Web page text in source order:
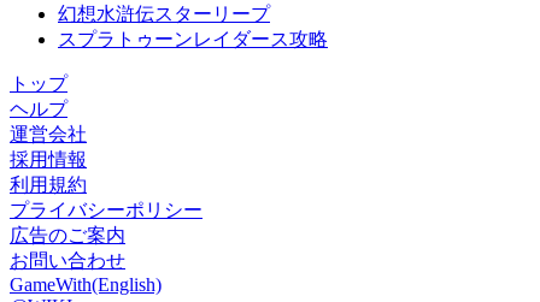
幻想水滸伝スターリープ
スプラトゥーンレイダース攻略
トップ
ヘルプ
運営会社
採用情報
利用規約
プライバシーポリシー
広告のご案内
お問い合わせ
GameWith(English)